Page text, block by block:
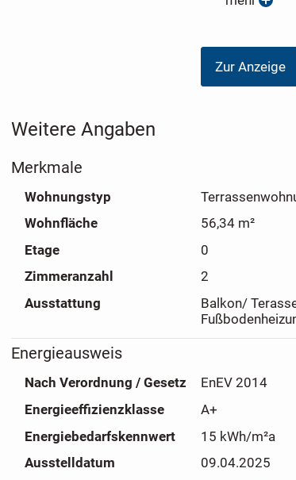
Nutzung der Wohnfläche und kurze Wege im
Gesamtprojekts eignet sich diese Wohnung
modernes Wohnen in ruhiger Lage schätzen.
zusätzlichen Komfort und eine hohe
Zur Anzeige
Weitere Angaben
Merkmale
Wohnungstyp
Wohnfläche
56,34 m²
Etage
0
Zimmeranzahl
2
Ausstattung
Balkon/
Energieausweis
Nach Verordnung / Gesetz
EnEV 2014
Energieeffizienzklasse
A+
Energiebedarfskennwert
15 kWh/m²a
Ausstelldatum
09.04.2025